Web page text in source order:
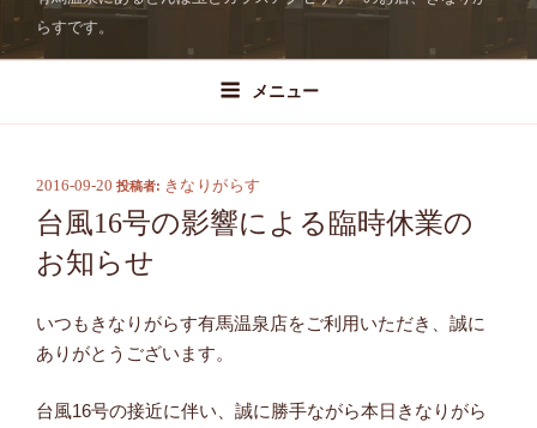
ッ
らすです。
メニュー
投
稿
2016-09-20 投稿者: きなりがらす
台風16号の影響による臨時休業の
お知らせ
いつもきなりがらす有馬温泉店をご利用いただき、誠に
ありがとうございます。
台風16号の接近に伴い、誠に勝手ながら本日きなりがら